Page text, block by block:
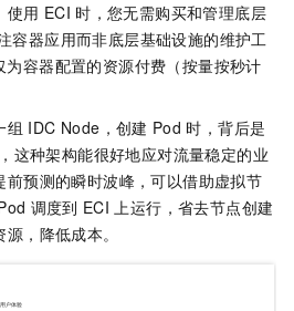
使用 ECI 时，您无需购买和管理底层
容器应用而非底层基础设施的维护工
为容器配置的资源付费（按量按秒计
组 IDC Node，创建 Pod 时，背后是
这种架构能很好地应对流量稳定的业
预测的瞬时波峰，可以借助虚拟节
调度到 ECI 上运行，省去节点创建
，降低成本。